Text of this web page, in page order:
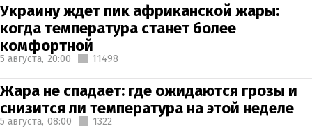
Украину ждет пик африканской жары:
когда температура станет более
комфортной
5 августа, 20:00 11498
Жара не спадает: где ожидаются грозы и
снизится ли температура на этой неделе
5 августа, 08:00 1322